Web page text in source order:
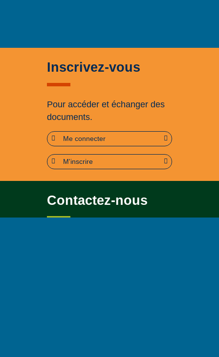
Inscrivez-vous
Pour accéder et échanger des
documents.
Me connecter
M'inscrire
Contactez-nous